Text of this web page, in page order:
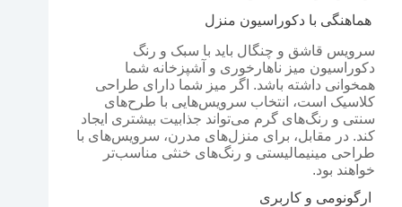
هماهنگی با دکوراسیون منزل
سرویس قاشق و چنگال باید با سبک و رنگ
دکوراسیون میز ناهارخوری و آشپزخانه شما
همخوانی داشته باشد. اگر میز شما دارای طراحی
کلاسیک است، انتخاب سرویس‌هایی با طرح‌های
سنتی و رنگ‌های گرم می‌تواند جذابیت بیشتری ایجاد
کند. در مقابل، برای منزل‌های مدرن، سرویس‌های با
طراحی مینیمالیستی و رنگ‌های خنثی مناسب‌تر
خواهند بود.
ارگونومی و کاربری